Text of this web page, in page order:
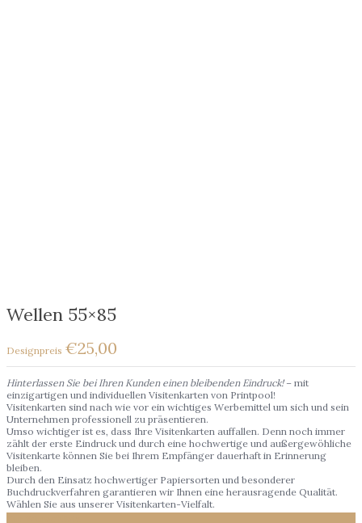
Wellen 55×85
€25,00
Hinterlassen Sie bei Ihren Kunden einen bleibenden Eindruck!– mit
einzigartigen und individuellen Visitenkarten von Printpool!
Visitenkarten sind nach wie vor ein wichtiges Werbemittel um sich und sein
Unternehmen professionell zu präsentieren.
Umso wichtiger ist es, dass Ihre Visitenkarten auffallen. Denn noch immer
zählt der erste Eindruck und durch eine hochwertige und außergewöhliche
Visitenkarte können Sie bei Ihrem Empfänger dauerhaft in Erinnerung
bleiben.
Durch den Einsatz hochwertiger Papiersorten und besonderer
Buchdruckverfahren garantieren wir Ihnen eine herausragende Qualität.
Wählen Sie aus unserer Visitenkarten-Vielfalt.